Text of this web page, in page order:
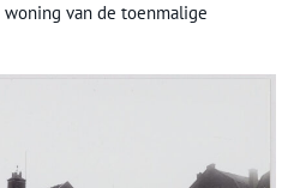
van de toenmalige